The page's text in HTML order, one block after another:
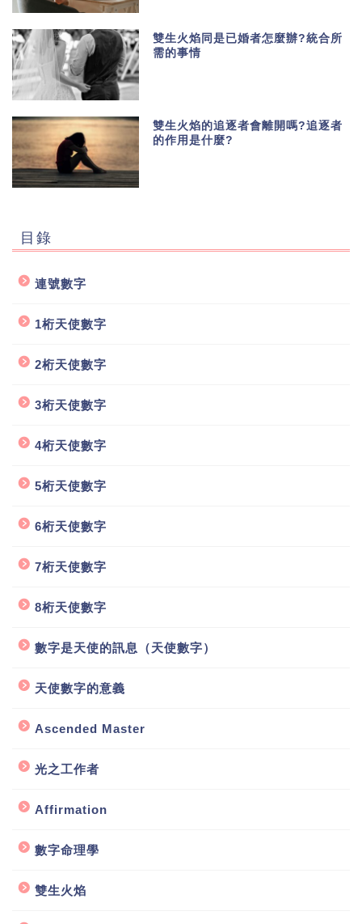
雙生火焰同是已婚者怎麼辦?統合所
需的事情
雙生火焰的追逐者會離開嗎?追逐者
的作用是什麼?
目錄
連號數字
1桁天使數字
2桁天使數字
3桁天使數字
4桁天使數字
5桁天使數字
6桁天使數字
7桁天使數字
8桁天使數字
數字是天使的訊息（天使數字）
天使數字的意義
Ascended Master
光之工作者
Affirmation
數字命理學
雙生火焰